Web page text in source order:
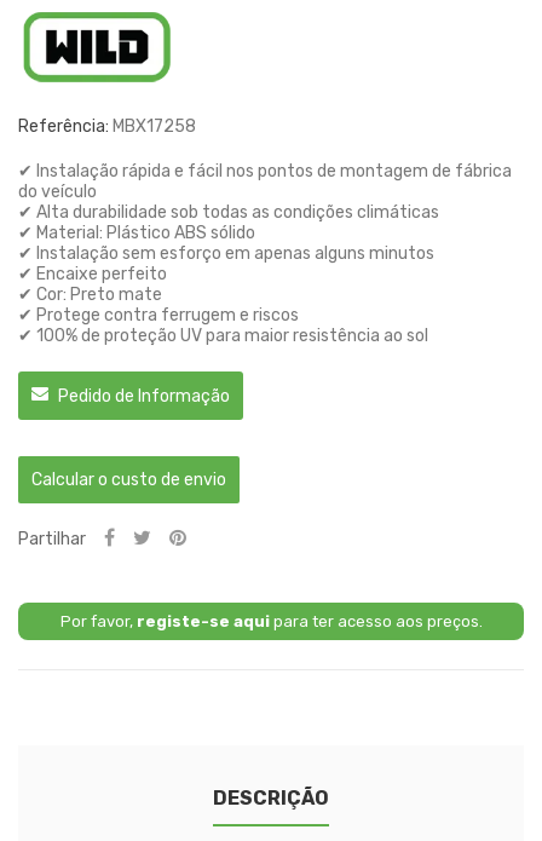
Referência: MBX17258
✔ Instalação rápida e fácil nos pontos de montagem de fábrica
do veículo
✔ Alta durabilidade sob todas as condições climáticas
✔ Material: Plástico ABS sólido
✔ Instalação sem esforço em apenas alguns minutos
✔ Encaixe perfeito
✔ Cor: Preto mate
✔ Protege contra ferrugem e riscos
✔ 100% de proteção UV para maior resistência ao sol
Pedido de Informação
Calcular o custo de envio
Partilhar
Por favor, registe-se aquipara ter acesso aos preços.
DESCRIÇÃO